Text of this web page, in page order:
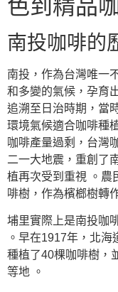
色到精品
南投咖啡的
南投，作為台灣唯一
和多變的氣候，孕育
追溯至日治時期，當
環境氣候適合咖啡種
咖啡產量過剩，台灣
二一大地震，重創了
植再次受到重視 。農
啡樹，作為檳榔樹轉
埔里實際上是南投咖
。早在1917年，北
種植了40棵咖啡樹，
等地 。